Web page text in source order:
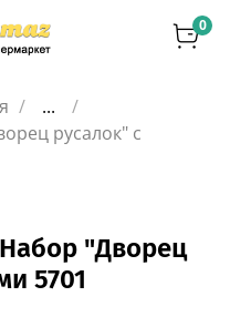
0
...
русалок" с
"Дворец
5701